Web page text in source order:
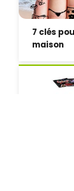
7 clés
maison